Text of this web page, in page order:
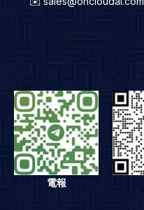
電報